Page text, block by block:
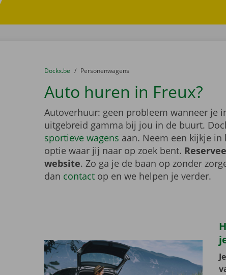
U bevindt zich hier:
van
Dockx.be naar
Personenwagens
Auto huren in Freux?
Autoverhuur: geen probleem wanneer je
uitgebreid gamma bij jou in de buurt.
sportieve wagens aan. Neem een kijkje in
optie waar jij naar op zoek bent.
website. Zo ga je de baan op zonder
dan contactop en we helpen je verder.